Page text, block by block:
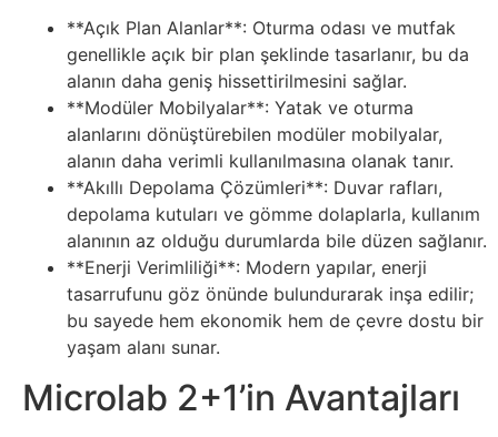
Facebook
Felsefe
Finans
Genel
Gezi
Gizem
Grafik
**Açık Plan Alanlar**: Oturma odası ve mutfak
genellikle açık bir plan şeklinde tasarlanır, bu da
alanın daha geniş hissettirilmesini sağlar.
**Modüler Mobilyalar**: Yatak ve oturma
alanlarını dönüştürebilen modüler mobilyalar,
alanın daha verimli kullanılmasına olanak tanır.
**Akıllı Depolama Çözümleri**: Duvar rafları,
depolama kutuları ve gömme dolaplarla, kullanım
alanının az olduğu durumlarda bile düzen sağlanır.
**Enerji Verimliliği**: Modern yapılar, enerji
tasarrufunu göz önünde bulundurarak inşa edilir;
bu sayede hem ekonomik hem de çevre dostu bir
yaşam alanı sunar.
Microlab 2+1’in Avantajları